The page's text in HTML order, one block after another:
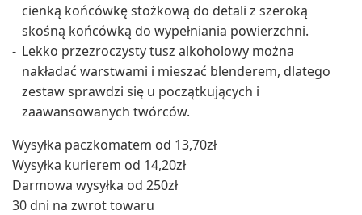
cienką końcówkę stożkową do detali z szeroką
skośną końcówką do wypełniania powierzchni.
Lekko przezroczysty tusz alkoholowy można
nakładać warstwami i mieszać blenderem, dlatego
zestaw sprawdzi się u początkujących i
zaawansowanych twórców.
Wysyłka paczkomatem od 13,70zł
Wysyłka kurierem od 14,20zł
Darmowa wysyłka od 250zł
30 dni na zwrot towaru